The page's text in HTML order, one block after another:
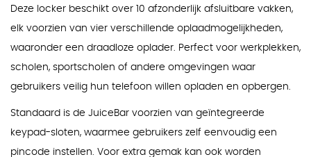
Deze locker beschikt over 10 afzonderlijk afsluitbare vakken,
elk voorzien van vier verschillende oplaadmogelijkheden,
waaronder een draadloze oplader. Perfect voor werkplekken,
scholen, sportscholen of andere omgevingen waar
gebruikers veilig hun telefoon willen opladen en opbergen.
Standaard is de JuiceBar voorzien van geïntegreerde
keypad-sloten, waarmee gebruikers zelf eenvoudig een
pincode instellen. Voor extra gemak kan ook worden